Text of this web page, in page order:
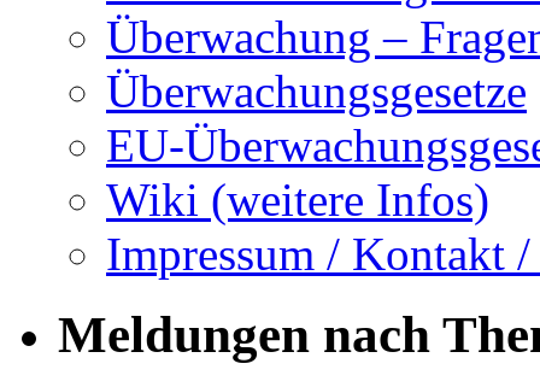
Überwachung –
Überwachungsgesetze
EU-
Wiki (weitere Infos)
Impressum / Kontakt
Meldungen nach